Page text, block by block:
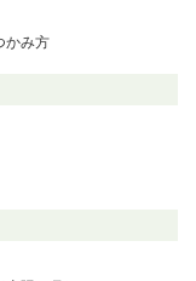
かみ方